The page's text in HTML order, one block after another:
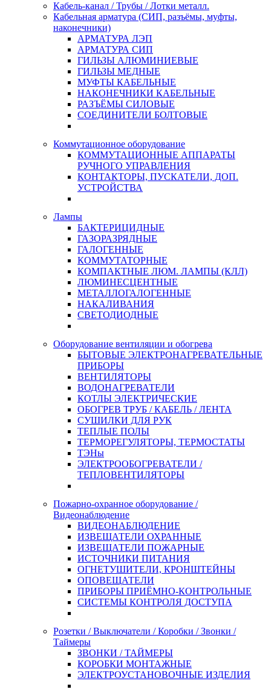
Кабель-канал / Трубы / Лотки металл.
Кабельная арматура (СИП, разъёмы, муфты,
наконечники)
АРМАТУРА ЛЭП
АРМАТУРА СИП
ГИЛЬЗЫ АЛЮМИНИЕВЫЕ
ГИЛЬЗЫ МЕДНЫЕ
МУФТЫ КАБЕЛЬНЫЕ
НАКОНЕЧНИКИ КАБЕЛЬНЫЕ
РАЗЪЁМЫ СИЛОВЫЕ
СОЕДИНИТЕЛИ БОЛТОВЫЕ
Коммутационное оборудование
КОММУТАЦИОННЫЕ АППАРАТЫ
РУЧНОГО УПРАВЛЕНИЯ
КОНТАКТОРЫ, ПУСКАТЕЛИ, ДОП.
УСТРОЙСТВА
Лампы
БАКТЕРИЦИДНЫЕ
ГАЗОРАЗРЯДНЫЕ
ГАЛОГЕННЫЕ
КОММУТАТОРНЫЕ
КОМПАКТНЫЕ ЛЮМ. ЛАМПЫ (КЛЛ)
ЛЮМИНЕСЦЕНТНЫЕ
МЕТАЛЛОГАЛОГЕННЫЕ
НАКАЛИВАНИЯ
СВЕТОДИОДНЫЕ
Оборудование вентиляции и обогрева
БЫТОВЫЕ ЭЛЕКТРОНАГРЕВАТЕЛЬНЫЕ
ПРИБОРЫ
ВЕНТИЛЯТОРЫ
ВОДОНАГРЕВАТЕЛИ
КОТЛЫ ЭЛЕКТРИЧЕСКИЕ
ОБОГРЕВ ТРУБ / КАБЕЛЬ / ЛЕНТА
СУШИЛКИ ДЛЯ РУК
ТЕПЛЫЕ ПОЛЫ
ТЕРМОРЕГУЛЯТОРЫ, ТЕРМОСТАТЫ
ТЭНы
ЭЛЕКТРООБОГРЕВАТЕЛИ /
ТЕПЛОВЕНТИЛЯТОРЫ
Пожарно-охранное оборудование /
Видеонаблюдение
ВИДЕОНАБЛЮДЕНИЕ
ИЗВЕЩАТЕЛИ ОХРАННЫЕ
ИЗВЕЩАТЕЛИ ПОЖАРНЫЕ
ИСТОЧНИКИ ПИТАНИЯ
ОГНЕТУШИТЕЛИ, КРОНШТЕЙНЫ
ОПОВЕЩАТЕЛИ
ПРИБОРЫ ПРИЁМНО-КОНТРОЛЬНЫЕ
СИСТЕМЫ КОНТРОЛЯ ДОСТУПА
Розетки / Выключатели / Коробки / Звонки /
Таймеры
ЗВОНКИ / ТАЙМЕРЫ
КОРОБКИ МОНТАЖНЫЕ
ЭЛЕКТРОУСТАНОВОЧНЫЕ ИЗДЕЛИЯ